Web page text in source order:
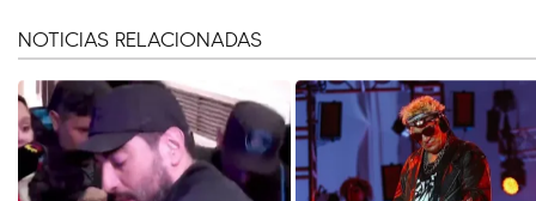
NOTICIAS RELACIONADAS